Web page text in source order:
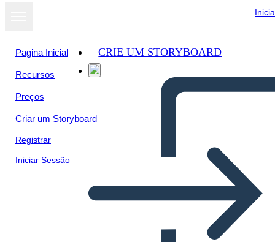
Pagina Inicial
Recursos
Preços
Criar um Storyboard
Registrar
Iniciar Sessão
CRIE UM STORYBOARD